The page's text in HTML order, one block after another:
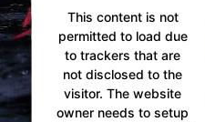
This content is not
permitted to load due
to trackers that are
not disclosed to the
visitor. The website
owner needs to setup